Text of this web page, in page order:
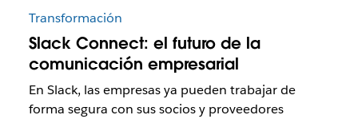
Transformación
Slack Connect: el futuro de la
comunicación empresarial
En Slack, las empresas ya pueden trabajar de
forma segura con sus socios y proveedores